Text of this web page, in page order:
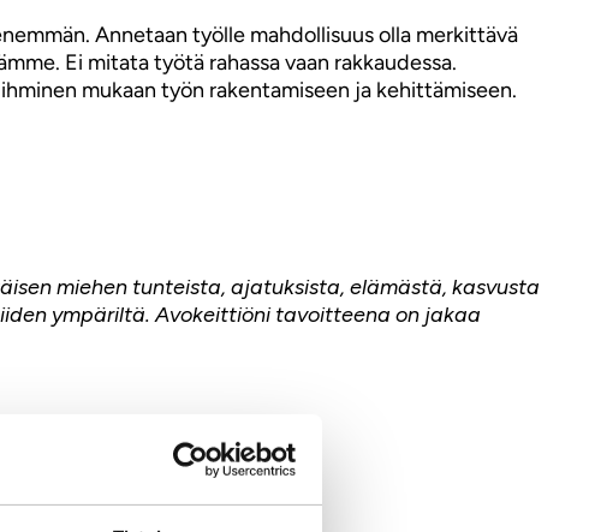
Annetaan työlle mahdollisuus olla merkittävä
Ei mitata työtä rahassa vaan rakkaudessa.
mukaan työn rakentamiseen ja kehittämiseen.
miehen tunteista, ajatuksista, elämästä, kasvusta
ympäriltä. Avokeittiöni tavoitteena on jakaa